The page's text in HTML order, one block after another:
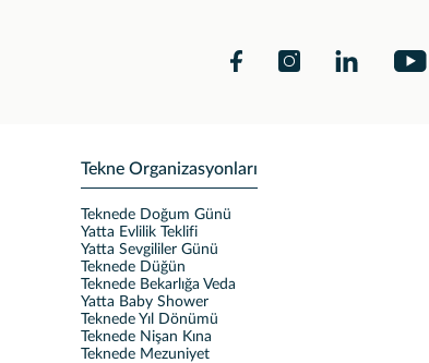
Tekne Organizasyonları
Teknede Doğum Günü
Yatta Evlilik Teklifi
Yatta Sevgililer Günü
Teknede Düğün
Teknede Bekarlığa Veda
Yatta Baby Shower
Teknede Yıl Dönümü
Teknede Nişan Kına
Teknede Mezuniyet